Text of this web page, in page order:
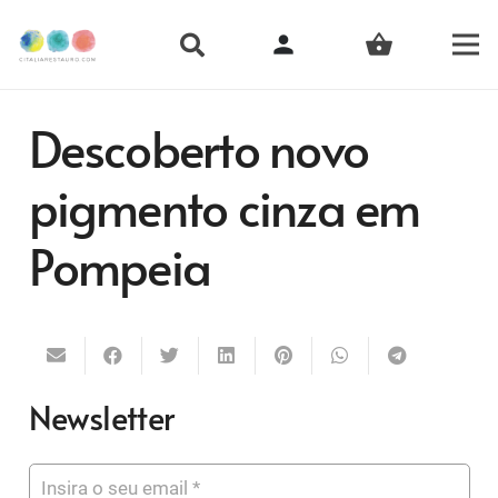
person shopping_basket
Descoberto novo
pigmento cinza em
Pompeia
Newsletter